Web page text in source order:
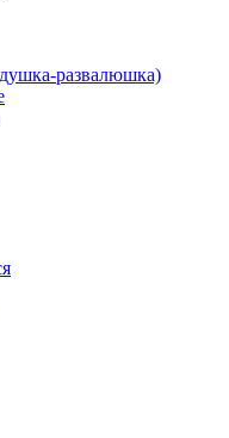
развалюшка)